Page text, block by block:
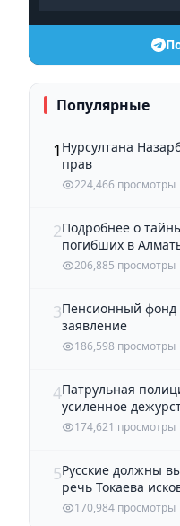
Популярные
1 Нурсултана
прав
224,466 просмотры
2Подробнее о
погибших в
206,885 просмотры
3Пенсионный фонд
заявление
186,598 просмотры
4Патрульная
усиленное
174,621 просмотры
5Русские должны
речь Токаева
170,984 просмотры